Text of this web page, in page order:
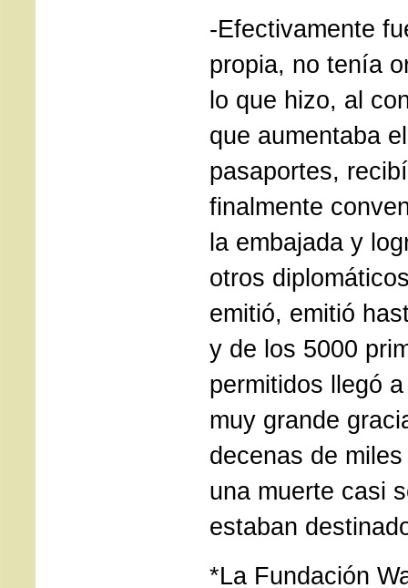
-Efectivamente
propia, no tenía
lo que hizo, al
que aumentaba
pasaportes,
finalmente
la embajada y
otros
emitió, emitió
y de los 5000
permitidos llegó
muy grande
decenas de
una muerte casi
estaban
*La Fundación